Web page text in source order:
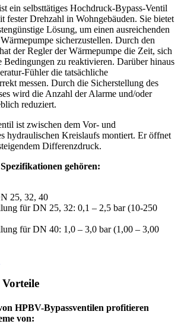
ein selbsttätiges Hochdruck-Bypass-Ventil
fester Drehzahl in Wohngebäuden. Sie bietet
Lösung, um einen ausreichenden
sicherzustellen. Durch den
der Regler der Wärmepumpe die Zeit, sich
Bedingungen zu reaktivieren. Darüber hinaus
Fühler die tatsächliche
messen. Durch die Sicherstellung des
wird die Anzahl der Alarme und/oder
reduziert.
ist zwischen dem Vor- und
hydraulischen Kreislaufs montiert. Er öffnet
Differenzdruck.
gehören:
25, 32, 40
für DN 25, 32: 0,1 – 2,5 bar (10-250
für DN 40: 1,0 – 3,0 bar (1,00 – 3,00
HPBV-Bypassventilen profitieren
von: